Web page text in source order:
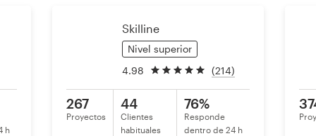
h
Skilline
Nivel superior
4.98
(214)
267
Proyectos
44
Clientes
habituales
76%
Responde
dentro de 24 h